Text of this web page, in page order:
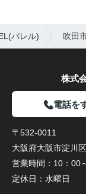
バレル) 吹田
株式
電話を
〒532-0011
大阪府大阪市淀川
営業時間： 10：00
定休日： 水曜日